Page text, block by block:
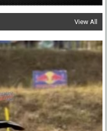
View All